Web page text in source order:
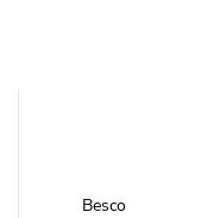
Besco